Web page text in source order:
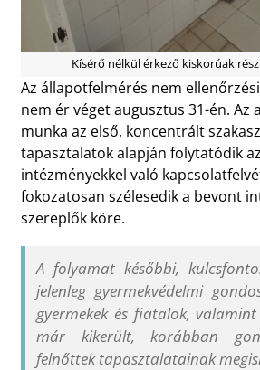
Kísérő nélkül érkező kiskorúak
Az állapotfelmérés nem
nem ér véget augusztus 31-én. Az
munka az első, koncentrált
tapasztalatok alapján folytatódik az
intézményekkel való
fokozatosan szélesedik a bevont
szereplők köre.
A folyamat későbbi,
jelenleg gyermekvédelmi
gyermekek és fiatalok,
már kikerült, korábban
felnőttek tapasztalatainak